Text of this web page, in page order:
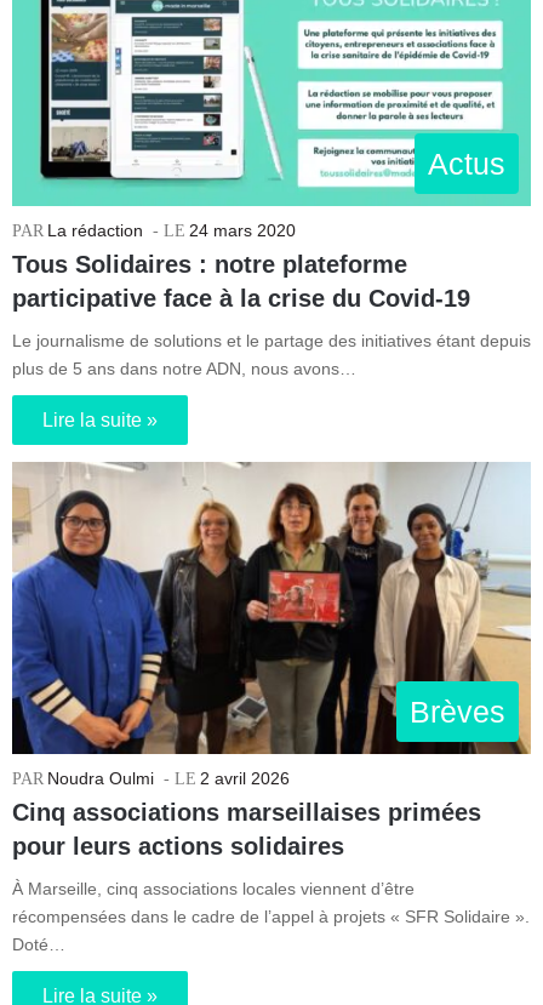
Actus
La rédaction 24 mars 2020
Tous Solidaires : notre plateforme
participative face à la crise du Covid-19
Le journalisme de solutions et le partage des initiatives étant depuis
plus de 5 ans dans notre ADN, nous avons…
Lire la suite »
Brèves
Noudra Oulmi 2 avril 2026
Cinq associations marseillaises primées
pour leurs actions solidaires
À Marseille, cinq associations locales viennent d’être
récompensées dans le cadre de l’appel à projets « SFR Solidaire ».
Doté…
Lire la suite »